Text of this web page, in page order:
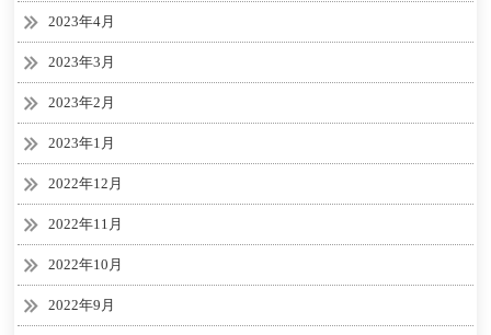
2023年4月
2023年3月
2023年2月
2023年1月
2022年12月
2022年11月
2022年10月
2022年9月